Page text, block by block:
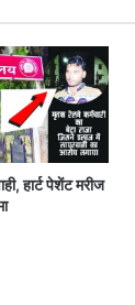
हार्ट पेशेंट मरीज